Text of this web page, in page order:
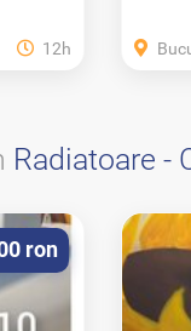
12h
Radiatoare -
ron